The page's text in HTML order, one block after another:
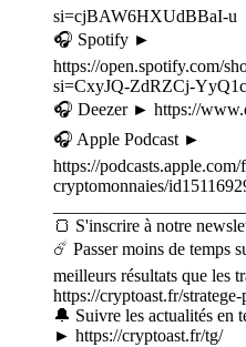
si=cjBAW6HXUdBBaI-u⁠⁠⁠⁠⁠⁠⁠⁠⁠⁠⁠⁠⁠⁠⁠⁠⁠
🎧 Spotify ►
⁠⁠⁠⁠⁠⁠⁠⁠⁠⁠⁠⁠⁠⁠⁠⁠⁠https://open.spotify.com/
si=CxyJQ-ZdRZCj-
🎧 Deezer ► ⁠⁠⁠⁠⁠⁠⁠⁠⁠⁠⁠⁠⁠⁠⁠⁠⁠https://
🎧 Apple Podcast ►
⁠⁠⁠⁠⁠⁠⁠⁠⁠⁠⁠⁠⁠⁠⁠⁠⁠https://
cryptomonnaies/
🍞 S'inscrire à notre
☄️ Passer moins de temps
meilleurs résultats que les
⁠⁠⁠⁠⁠⁠⁠https://cryptoast.fr/stratege-
🔔 Suivre les actualités en
► ⁠⁠⁠⁠⁠⁠⁠https://cryptoast.fr/tg/⁠⁠⁠⁠⁠⁠⁠